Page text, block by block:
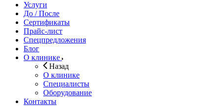
Услуги
До / После
Сертификаты
Прайс-лист
Спецпредложения
Блог
О клинике
Назад
О клинике
Специалисты
Оборудование
Контакты